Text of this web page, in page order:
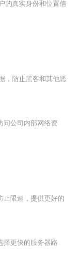
的真实身份和位置信
，防止黑客和其他恶
问公司内部网络资
止限速，提供更好的
择更快的服务器路